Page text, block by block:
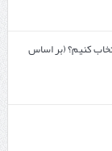
کنیم؟ (بر اساس